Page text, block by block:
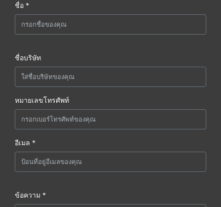
ชื่อ *
ชื่อบริษัท
หมายเลขโทรศัพท์
อีเมล *
ข้อความ *